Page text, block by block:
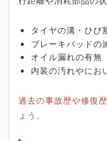
タイヤの溝・ひび
ブレーキパッドの
オイル漏れの有無
内装の汚れやにお
過去の事故歴や修復
ょう。